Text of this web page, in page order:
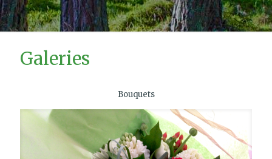
Galeries
Bouquets